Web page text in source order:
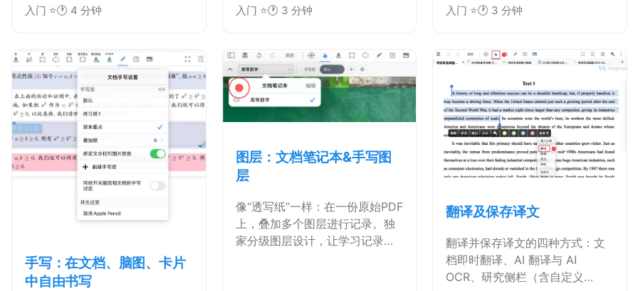
息。兼具可编辑、易复用的优
入门 ⭐🕐 4 分钟 入门 ⭐🕐 3 分钟 入门 ⭐🕐 3 分钟
手写：在文档、脑图、卡片
中自由书写
图层：文档笔记本&手写图
层
像“透写纸”一样：在一份原始PDF
上，叠加多个图层进行记录。独
家分级图层设计，让学习记录合
翻译及保存译文
翻译并保存译文的四种方式：文
档即时翻译、AI 翻译与 AI
OCR、研究侧栏（含自定义